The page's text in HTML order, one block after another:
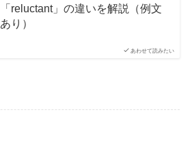
あわせて読みたい
「reluctant」の違いを解説（例文
あり）